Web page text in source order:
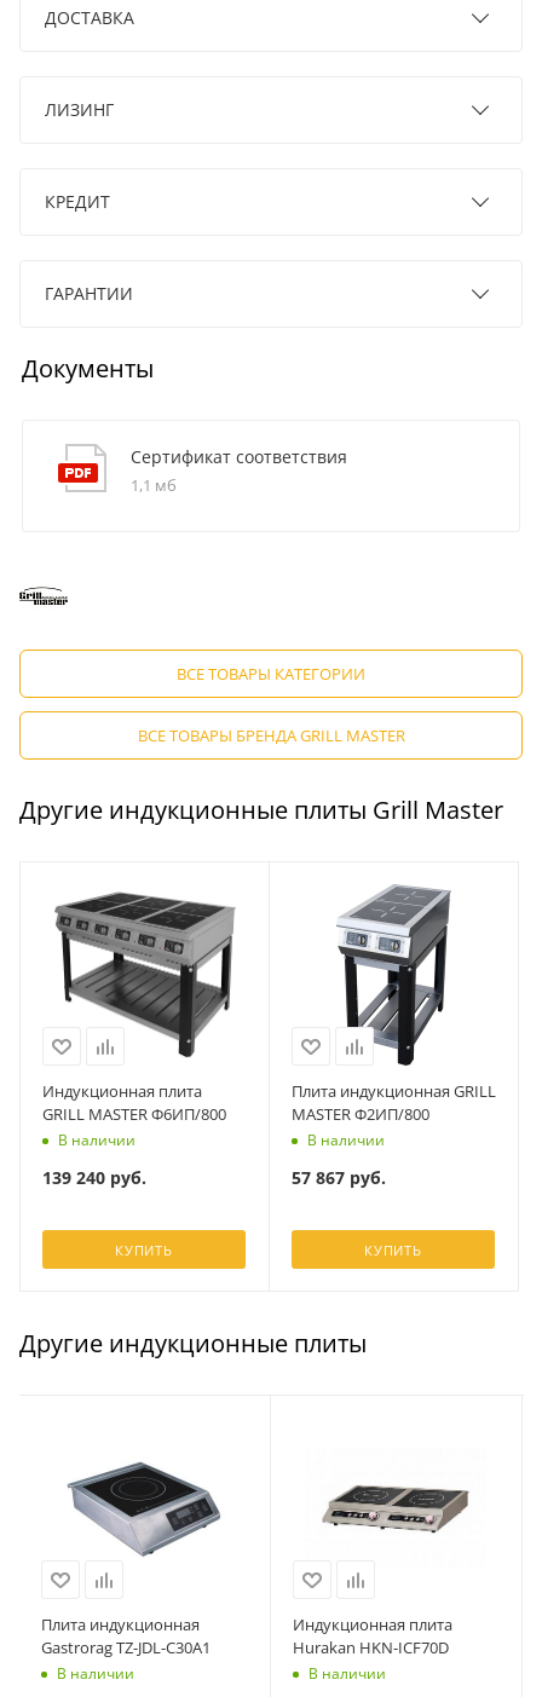
ДОСТАВКА
ЛИЗИНГ
КРЕДИТ
ГАРАНТИИ
Документы
Сертификат соответствия
1,1 мб
ВСЕ ТОВАРЫ КАТЕГОРИИ
ВСЕ ТОВАРЫ БРЕНДА GRILL MASTER
Другие индукционные плиты Grill Master
Индукционная плита
GRILL MASTER Ф6ИП/800
В наличии
139 240 руб.
КУПИТЬ
Плита индукционная GRILL
MASTER Ф2ИП/800
В наличии
57 867 руб.
КУПИТЬ
Другие индукционные плиты
Плита индукционная
Gastrorag TZ-JDL-C30A1
В наличии
Индукционная плита
Hurakan HKN-ICF70D
В наличии